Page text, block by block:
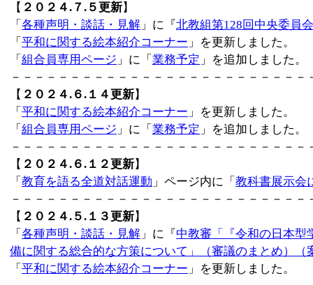
【 ２０２４.７.５更新】
「 各種声明・談話・見解 」に『北教組第128回中央委員
「 平和に関する絵本紹介コーナー 」を更新しました。
「 組合員専用ページ 」に「 業務予定 」を追加しました。
－－－－－－－－－－－－－－－－－－－－－－－－
【 ２０２４.６.１４更新】
「 平和に関する絵本紹介コーナー 」を更新しました。
「 組合員専用ページ 」に「 業務予定 」を追加しました。
－－－－－－－－－－－－－－－－－－－－－－－－
【 ２０２４.６.１２更新】
「 教育を語る全道対話運動 」ページ内に「 教科書展示会
－－－－－－－－－－－－－－－－－－－－－－－－
【 ２０２４.５.１３更新】
「 各種声明・談話・見解 」に『中教審「『令和の日本型
備に関する総合的な方策について」（審議のまとめ）（
「 平和に関する絵本紹介コーナー 」を更新しました。